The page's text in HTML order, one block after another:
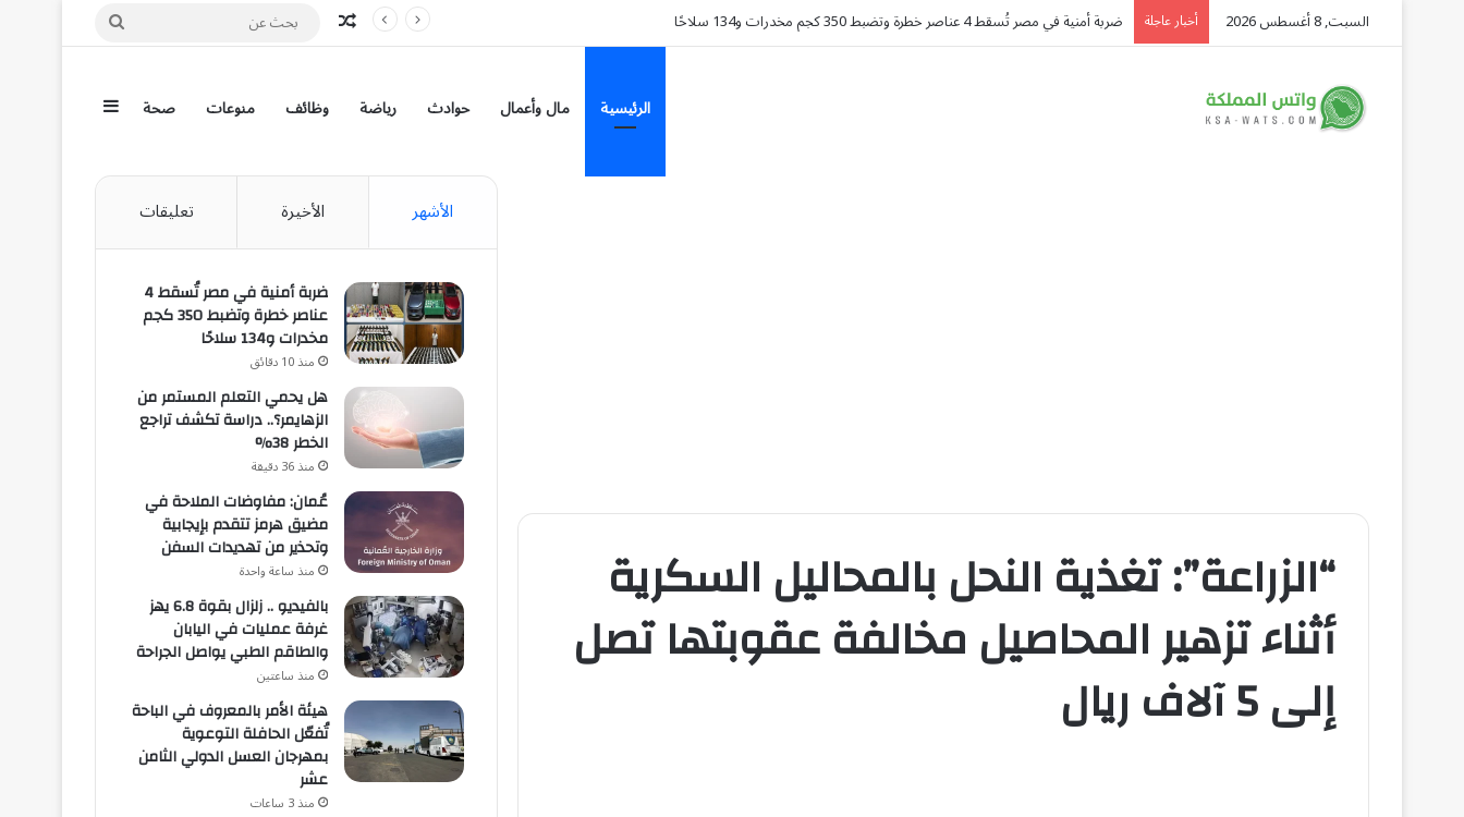
السبت, 8 أغسطس 2026 أخبار عاجلة ضربة أمنية في مصر تُسقط 4 عناصر خطرة وتضبط 350 كجم مخدرات و134 سلاحًا مقال عشوائي
بحث
الرئيسية مال وأعمال حوادث رياضة وظائف منوعات صحة إضافة عمود
“الزراعة”: تغذية النحل بالمحاليل السكرية
أثناء تزهير المحاصيل مخالفة عقوبتها تصل
إلى 5 آلاف ريال
الأشهر الأخيرة تعليقات
ضربة أمنية في مصر تُسقط 4
عناصر خطرة وتضبط 350 كجم
مخدرات و134 سلاحًا
منذ 10 دقائق
هل يحمي التعلم المستمر من
الزهايمر؟.. دراسة تكشف تراجع
الخطر 38%
منذ 36 دقيقة
عُمان: مفاوضات الملاحة في
مضيق هرمز تتقدم بإيجابية
وتحذير من تهديدات السفن
منذ ساعة واحدة
بالفيديو .. زلزال بقوة 6.8 يهز
غرفة عمليات في اليابان
والطاقم الطبي يواصل الجراحة
منذ ساعتين
هيئة الأمر بالمعروف في الباحة
تُفعّل الحافلة التوعوية
بمهرجان العسل الدولي الثامن
عشر
منذ 3 ساعات